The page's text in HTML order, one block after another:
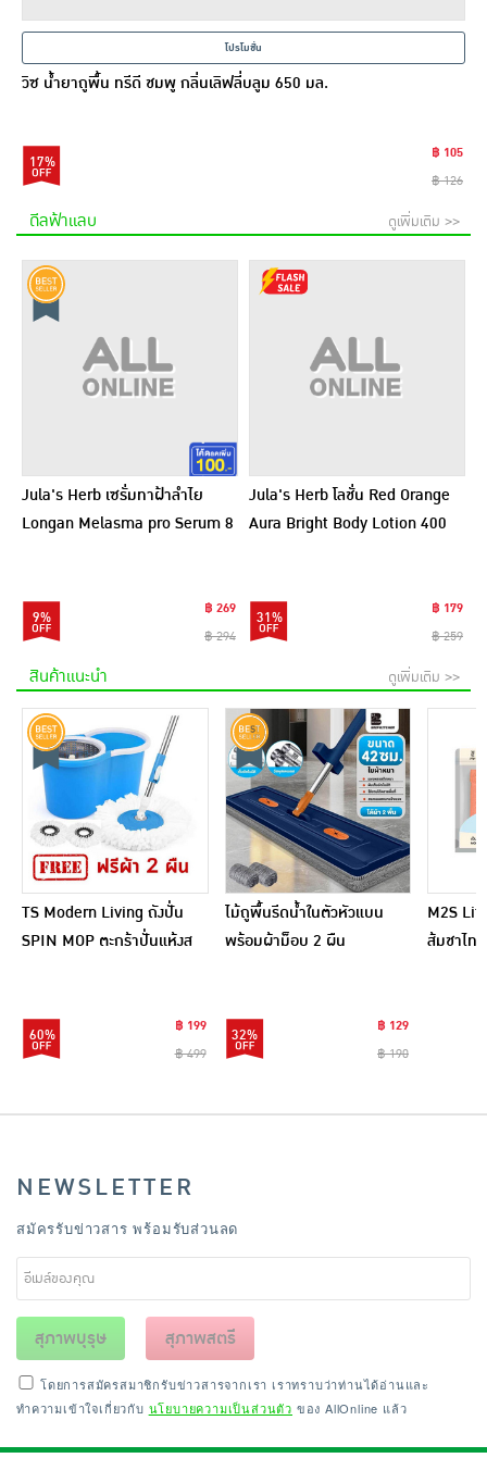
โปรโมชั่น
วิซ น้ำยาถูพื้น ทรีดี ชมพู กลิ่นเลิฟลี่บลูม 650 มล.
17%
฿ 105
฿ 126
ดีลฟ้าแลบ ดูเพิ่มเติม >>
Jula's Herb เซรั่มทาฝ้าลำไย
Longan Melasma pro Serum 8
9%
฿ 269
฿ 294
Jula's Herb โลชั่น Red Orange
Aura Bright Body Lotion 400
31%
฿ 179
฿ 259
สินค้าแนะนำ ดูเพิ่มเติม >>
TS Modern Living ถังปั่น
SPIN MOP ตะกร้าปั่นแห้งส
60%
฿ 199
฿ 499
ไม้ถูพื้นรีดน้ำในตัวหัวแบน
พร้อมผ้าม็อบ 2 ผืน
32%
฿ 129
฿ 190
M2S
ส้มชาไท
NEWSLETTER
สมัครรับข่าวสาร พร้อมรับส่วนลด
สุภาพบุรุษ สุภาพสตรี
โดยการสมัครสมาชิกรับข่าวสารจากเรา เราทราบว่าท่านได้อ่านและ
ทำความเข้าใจเกี่ยวกับ นโยบายความเป็นส่วนตัว ของ AllOnline แล้ว